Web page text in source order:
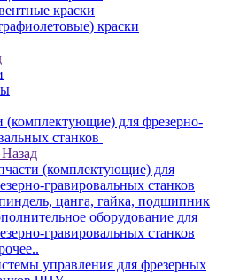
краски
краски
(комплектующие) для фрезерно-
станков
Назад
(комплектующие) для
гравировальных станков
цанга, гайка, подшипник
оборудование для
гравировальных станков
управления для фрезерных